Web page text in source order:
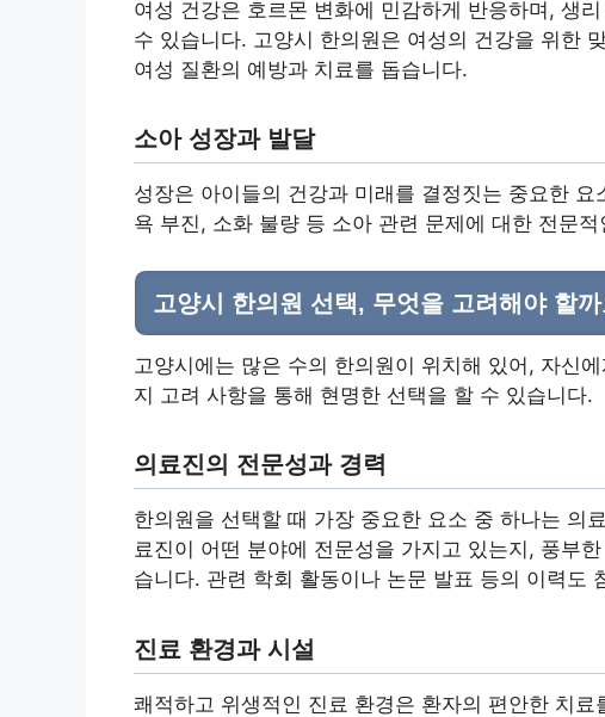
여성 건강은 호르몬 변화에 민감하게 반응하며, 생
수 있습니다. 고양시 한의원은 여성의 건강을 위한
여성 질환의 예방과 치료를 돕습니다.
소아 성장과 발달
성장은 아이들의 건강과 미래를 결정짓는 중요한
욕 부진, 소화 불량 등 소아 관련 문제에 대한 전문
고양시 한의원 선택, 무엇을 고려해야 할
고양시에는 많은 수의 한의원이 위치해 있어, 자신
지 고려 사항을 통해 현명한 선택을 할 수 있습니다.
의료진의 전문성과 경력
한의원을 선택할 때 가장 중요한 요소 중 하나는 의
료진이 어떤 분야에 전문성을 가지고 있는지, 풍부
습니다. 관련 학회 활동이나 논문 발표 등의 이력도
진료 환경과 시설
쾌적하고 위생적인 진료 환경은 환자의 편안한 치